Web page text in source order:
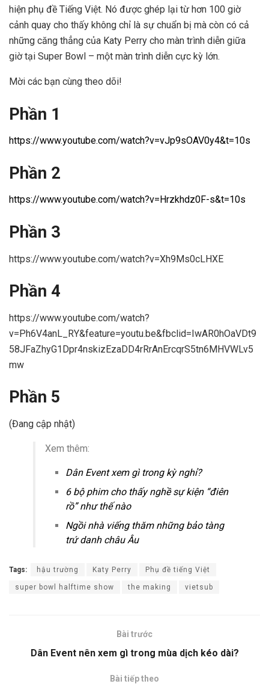
hiện phụ đề Tiếng Việt. Nó được ghép lại từ hơn 100 giờ
cảnh quay cho thấy không chỉ là sự chuẩn bị mà còn có cả
những căng thẳng của Katy Perry cho màn trình diễn giữa
giờ tại Super Bowl – một màn trình diễn cực kỳ lớn.
Mời các bạn cùng theo dõi!
Phần 1
https://www.youtube.com/watch?v=vJp9sOAV0y4&t=10s
Phần 2
https://www.youtube.com/watch?v=Hrzkhdz0F-s&t=10s
Phần 3
https://www.youtube.com/watch?v=Xh9Ms0cLHXE
Phần 4
https://www.youtube.com/watch?
v=Ph6V4anL_RY&feature=youtu.be&fbclid=IwAR0hOaVDt9
58JFaZhyG1Dpr4nskizEzaDD4rRrAnErcqrS5tn6MHVWLv5
mw
Phần 5
(Đang cập nhật)
Xem thêm:
Dân Event xem gì trong kỳ nghỉ?
6 bộ phim cho thấy nghề sự kiện “điên
rồ” như thế nào
Ngồi nhà viếng thăm những bảo tàng
trứ danh châu Âu
Tags: hậu trường Katy Perry Phụ đề tiếng Việt
super bowl halftime show the making vietsub
Bài trước
Dân Event nên xem gì trong mùa dịch kéo dài?
Bài tiếp theo